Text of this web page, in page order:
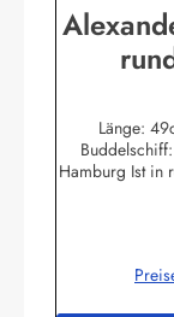
Länge:
Buddelschiff: Ist ein original - Design von Buddel-Bini
Hamburg Ist in
Buddel-Bini
echte